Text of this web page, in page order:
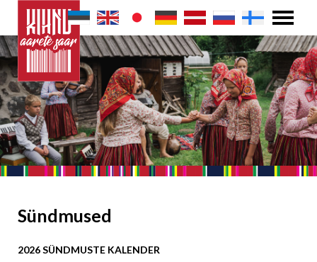
Sündmused
2026 SÜNDMUSTE KALENDER